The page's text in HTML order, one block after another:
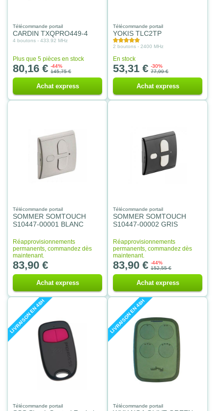
Télécommande portail
CARDIN TXQPRO449-4
4 boutons - 433.92 MHz
Plus que 5 pièces en stock
80,16 € -44%
145,75 €
Achat express
Télécommande portail
YOKIS TLC2TP
2 boutons - 2400 MHz
En stock
53,31 € -30%
77,99 €
Achat express
Télécommande portail
SOMMER SOMTOUCH
S10447-00001 BLANC
Réapprovisionnements
permanents, commandez dès
maintenant.
83,90 €
Achat express
Télécommande portail
SOMMER SOMTOUCH
S10447-00002 GRIS
Réapprovisionnements
permanents, commandez dès
maintenant.
83,90 € -44%
152,55 €
Achat express
LIVRAISON EN 48H
Télécommande portail
LIVRAISON EN 48H
Télécommande portail